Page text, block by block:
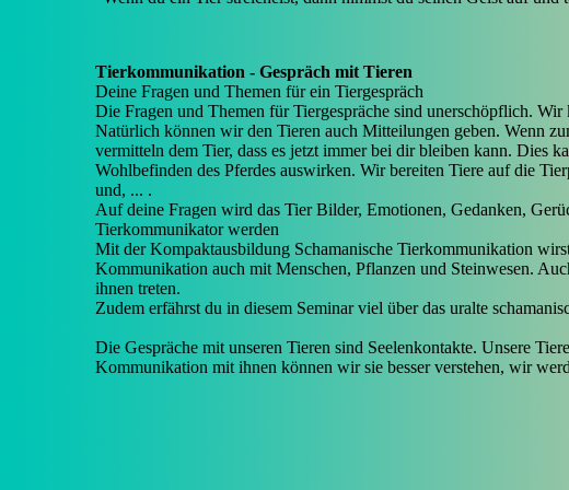
Tierkommunikation - Gespräch mit Tieren
Deine Fragen und Themen für ein Tiergespräch
Die Fragen und Themen für Tiergespräche sind unerschöpflich.
Natürlich können wir den Tieren auch Mitteilungen geben. Wenn
vermitteln dem Tier, dass es jetzt immer bei dir bleiben kann. Dies
Wohlbefinden des Pferdes auswirken. Wir bereiten Tiere auf die
und, ... .
Auf deine Fragen wird das Tier Bilder, Emotionen, Gedanken,
Tierkommunikator werden
Mit der Kompaktausbildung Schamanische Tierkommunikation
Kommunikation auch mit Menschen, Pflanzen und Steinwesen.
ihnen treten.
Zudem erfährst du in diesem Seminar viel über das uralte
Die Gespräche mit unseren Tieren sind Seelenkontakte. Unsere
Kommunikation mit ihnen können wir sie besser verstehen, wir